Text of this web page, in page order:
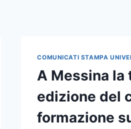
COMUNICATI STAMPA
A Messina la
edizione del
formazione